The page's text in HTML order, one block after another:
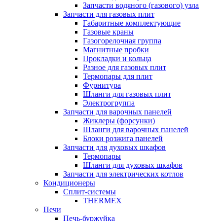
Запчасти водяного (газового) узла
Запчасти для газовых плит
Габаритные комплектующие
Газовые краны
Газогорелочная группа
Магнитные пробки
Прокладки и кольца
Разное для газовых плит
Термопары для плит
Фурнитура
Шланги для газовых плит
Электрогруппа
Запчасти для варочных панелей
Жиклеры (форсунки)
Шланги для варочных панелей
Блоки розжига панелей
Запчасти для духовых шкафов
Термопары
Шланги для духовых шкафов
Запчасти для электрических котлов
Кондиционеры
Сплит-системы
THERMEX
Печи
Печь-буржуйка